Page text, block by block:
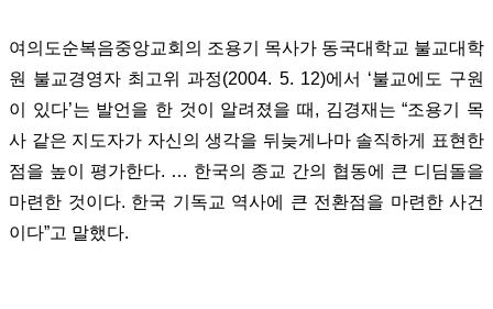
여의도순복음중앙교회의 조용기 목사가 동국대학교 불교대학
원 불교경영자 최고위 과정(2004. 5. 12)에서 ‘불교에도 구원
이 있다’는 발언을 한 것이 알려졌을 때, 김경재는 “조용기 목
사 같은 지도자가 자신의 생각을 뒤늦게나마 솔직하게 표현한
점을 높이 평가한다. … 한국의 종교 간의 협동에 큰 디딤돌을
마련한 것이다. 한국 기독교 역사에 큰 전환점을 마련한 사건
이다”고 말했다.